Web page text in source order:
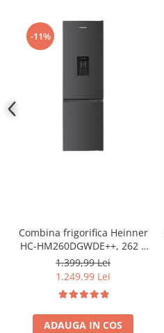
-11%
Combina frigorifica Heinner
HC-HM260DGWDE++, 262 l,
Clasa E, Dozator de apa,
Control electronic cu
termostat ajustabil, Lumina
LED, 3 rafturi din sticla
frigider, 3 sertare
congelator, Usa reversibila
1.399,99 Lei
1.249,99 Lei
ADAUGA IN COS